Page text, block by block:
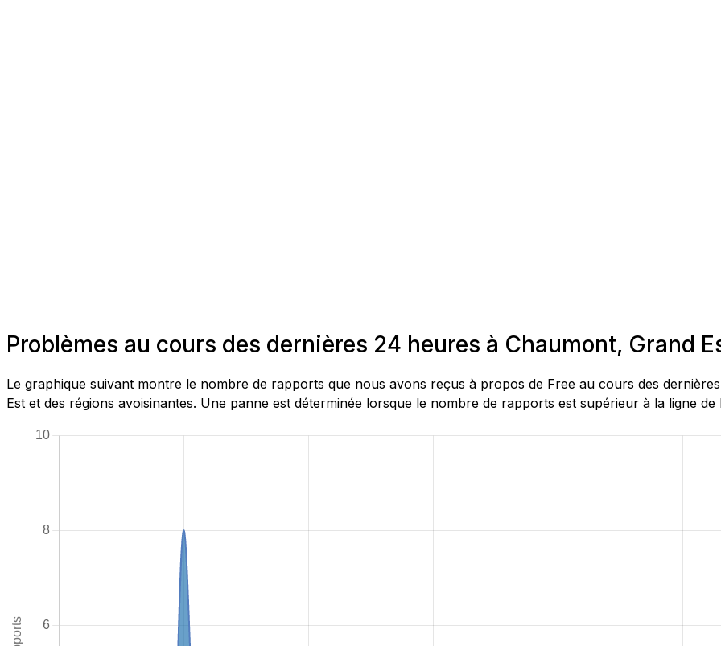
Problèmes au cours des dernières 24 heures à Chaumont, Grand
Le graphique suivant montre le nombre de rapports que nous avons reçus à propos de Free au cours des
Est et des régions avoisinantes. Une panne est déterminée lorsque le nombre de rapports est supérieur à la ligne